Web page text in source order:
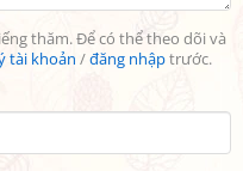
thăm. Để có thể theo dõi và
tài khoản /đăng nhậptrước.